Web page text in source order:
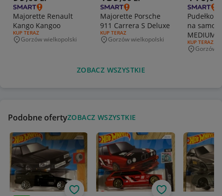
Majorette Renault
Kango Kangoo
RODZAJ OFERTY:
KUP TERAZ
Miejscowość
Gorzów wielkopolski
Majorette Porsche
911 Carrera S Deluxe
RODZAJ OFERTY:
KUP TERAZ
Miejscowość
Gorzów wielkopolski
Pudełko
na
MEDIUM
RODZAJ
KUP TERAZ
Gorzów
ZOBACZ WSZYSTKIE
Podobne ofertyZOBACZ WSZYSTKIE
Obserwuj
Obserwuj